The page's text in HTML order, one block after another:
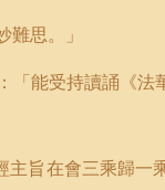
難思。」
「能受持讀誦《
旨在會三乘歸